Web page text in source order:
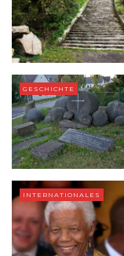
GESCHICHTE
INTERNATIONALES